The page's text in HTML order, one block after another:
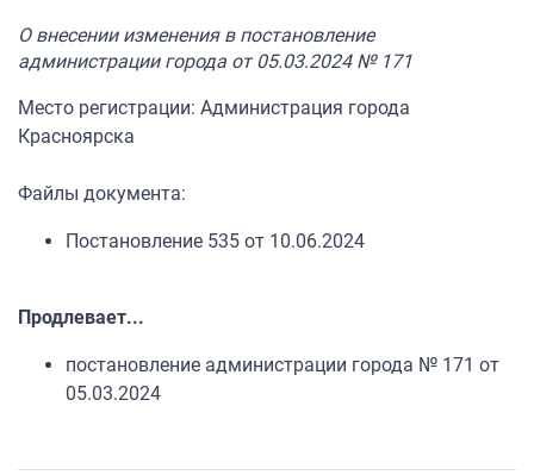
О внесении изменения в постановление
администрации города от 05.03.2024 № 171
Место регистрации: Администрация города
Красноярска
Файлы документа:
Постановление 535 от 10.06.2024
Продлевает...
постановление администрации города № 171 от
05.03.2024